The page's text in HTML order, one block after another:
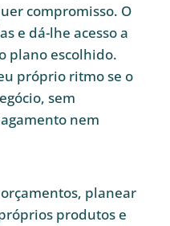
compromisso. O
e dá-lhe acesso a
plano escolhido.
próprio ritmo se o
sem
nem
planear
produtos e